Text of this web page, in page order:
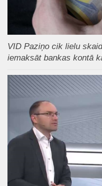
VID Paziņo cik lielu
iemaksāt bankas kontā